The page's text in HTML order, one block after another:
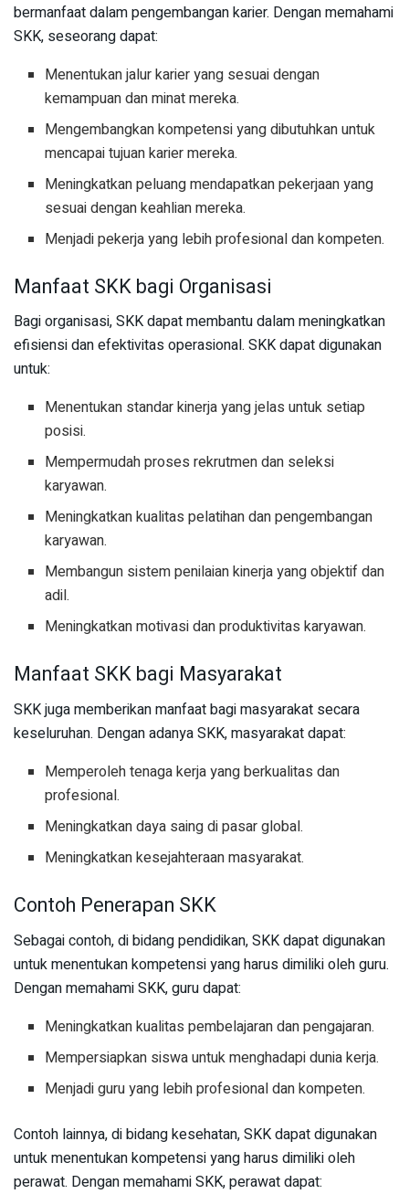
bermanfaat dalam pengembangan karier. Dengan memahami
SKK, seseorang dapat:
Menentukan jalur karier yang sesuai dengan
kemampuan dan minat mereka.
Mengembangkan kompetensi yang dibutuhkan untuk
mencapai tujuan karier mereka.
Meningkatkan peluang mendapatkan pekerjaan yang
sesuai dengan keahlian mereka.
Menjadi pekerja yang lebih profesional dan kompeten.
Manfaat SKK bagi Organisasi
Bagi organisasi, SKK dapat membantu dalam meningkatkan
efisiensi dan efektivitas operasional. SKK dapat digunakan
untuk:
Menentukan standar kinerja yang jelas untuk setiap
posisi.
Mempermudah proses rekrutmen dan seleksi
karyawan.
Meningkatkan kualitas pelatihan dan pengembangan
karyawan.
Membangun sistem penilaian kinerja yang objektif dan
adil.
Meningkatkan motivasi dan produktivitas karyawan.
Manfaat SKK bagi Masyarakat
SKK juga memberikan manfaat bagi masyarakat secara
keseluruhan. Dengan adanya SKK, masyarakat dapat:
Memperoleh tenaga kerja yang berkualitas dan
profesional.
Meningkatkan daya saing di pasar global.
Meningkatkan kesejahteraan masyarakat.
Contoh Penerapan SKK
Sebagai contoh, di bidang pendidikan, SKK dapat digunakan
untuk menentukan kompetensi yang harus dimiliki oleh guru.
Dengan memahami SKK, guru dapat:
Meningkatkan kualitas pembelajaran dan pengajaran.
Mempersiapkan siswa untuk menghadapi dunia kerja.
Menjadi guru yang lebih profesional dan kompeten.
Contoh lainnya, di bidang kesehatan, SKK dapat digunakan
untuk menentukan kompetensi yang harus dimiliki oleh
perawat. Dengan memahami SKK, perawat dapat: